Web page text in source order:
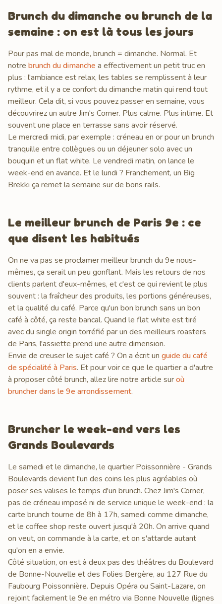
Brunch du dimanche ou brunch de la
semaine : on est là tous les jours
Pour pas mal de monde, brunch = dimanche. Normal. Et
notre brunch du dimanche a effectivement un petit truc en
plus : l'ambiance est relax, les tables se remplissent à leur
rythme, et il y a ce confort du dimanche matin qui rend tout
meilleur. Cela dit, si vous pouvez passer en semaine, vous
découvrirez un autre Jim's Corner. Plus calme. Plus intime. Et
souvent une place en terrasse sans avoir réservé.
Le mercredi midi, par exemple : créneau en or pour un brunch
tranquille entre collègues ou un déjeuner solo avec un
bouquin et un flat white. Le vendredi matin, on lance le
week-end en avance. Et le lundi ? Franchement, un Big
Brekki ça remet la semaine sur de bons rails.
Le meilleur brunch de Paris 9e : ce
que disent les habitués
On ne va pas se proclamer meilleur brunch du 9e nous-
mêmes, ça serait un peu gonflant. Mais les retours de nos
clients parlent d'eux-mêmes, et c'est ce qui revient le plus
souvent : la fraîcheur des produits, les portions généreuses,
et la qualité du café. Parce qu'un bon brunch sans un bon
café à côté, ça reste bancal. Quand le flat white est tiré
avec du single origin torréfié par un des meilleurs roasters
de Paris, l'assiette prend une autre dimension.
Envie de creuser le sujet café ? On a écrit un guide du café
de spécialité à Paris. Et pour voir ce que le quartier a d'autre
à proposer côté brunch, allez lire notre article suroù
bruncher dans le 9e arrondissement.
Bruncher le week-end vers les
Grands Boulevards
Le samedi et le dimanche, le quartier Poissonnière - Grands
Boulevards devient l'un des coins les plus agréables où
poser ses valises le temps d'un brunch. Chez Jim's Corner,
pas de créneau imposé ni de service unique le week-end : la
carte brunch tourne de 8h à 17h, samedi comme dimanche,
et le coffee shop reste ouvert jusqu'à 20h. On arrive quand
on veut, on commande à la carte, et on s'attarde autant
qu'on en a envie.
Côté situation, on est à deux pas des théâtres du Boulevard
de Bonne-Nouvelle et des Folies Bergère, au 127 Rue du
Faubourg Poissonnière. Depuis Opéra ou Saint-Lazare, on
rejoint facilement le 9e en métro via Bonne Nouvelle (lignes